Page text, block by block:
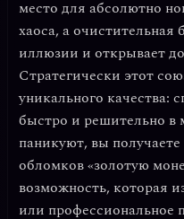
место для абсолютно
хаоса, аочистительная
иллюзии и открывает
Стратегически этот
уникального качества:
быстро и решительно в
паникуют, вы
обломков «золотую
возможность, которая
или профессиональное